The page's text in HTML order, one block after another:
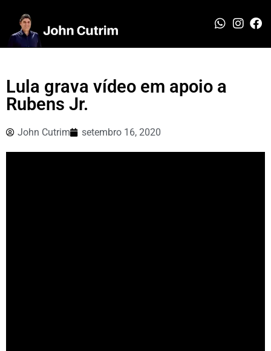
Lula grava vídeo em apoio a
Rubens Jr.
John Cutrim setembro 16, 2020